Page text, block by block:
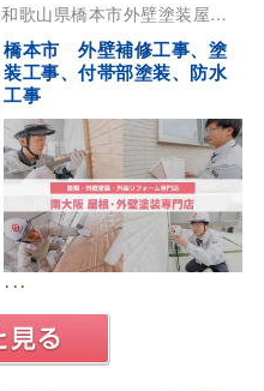
和歌山県橋本市外壁塗装屋根
塗装
橋本市 外壁補修工事、塗
装工事、付帯部塗装、防水
工事
･･･